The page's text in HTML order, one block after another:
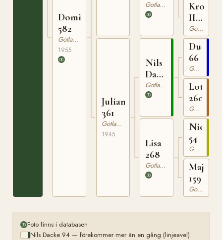
Domina
582
Gotlandsruss
1955
Juliana
361
Gotlandsruss
1945
Gotlandsruss
Nils
Dacke
94 Gotlandsruss
Lisa
268
Gotlandsruss
Krona
III
151Gotlandsruss
Ducke
66
Gotlandsruss
Lotta
260
Gotlandsruss
Nicke
54
Gotlandsruss
Maja
159
Gotlandsruss
Foto finns i databasen
Nils Dacke 94 — förekommer mer än en gång (linjeavel)